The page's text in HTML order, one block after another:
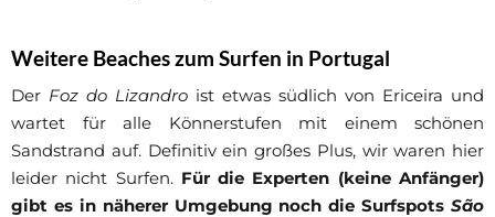
Weitere Beaches zum Surfen in Portugal
Der Foz do Lizandro ist etwas südlich von Ericeira und
wartet für alle Könnerstufen mit einem schönen
Sandstrand auf. Definitiv ein großes Plus, wir waren hier
leider nicht Surfen. Für die Experten (keine Anfänger)
gibt es in näherer Umgebung noch die Surfspots São